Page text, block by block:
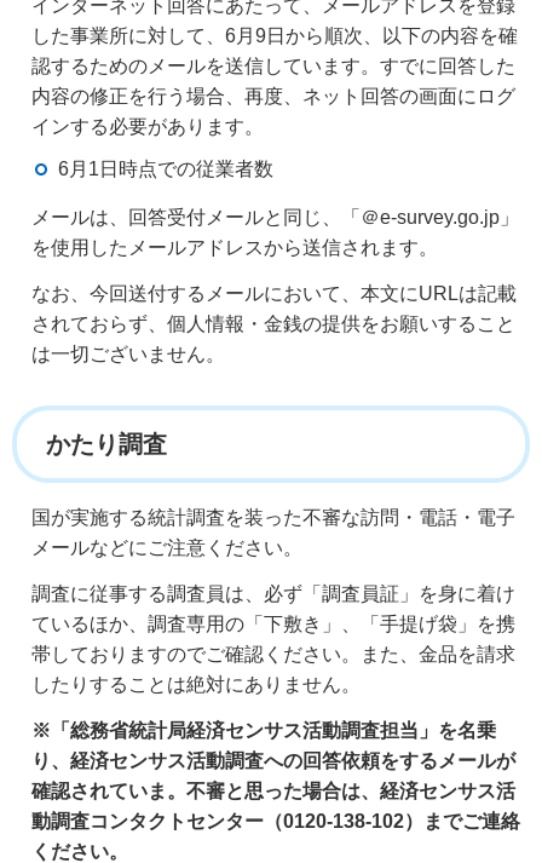
インターネット回答にあたって、メールアドレスを登録
した事業所に対して、6月9日から順次、以下の内容を確
認するためのメールを送信しています。すでに回答した
内容の修正を行う場合、再度、ネット回答の画面にログ
インする必要があります。
6月1日時点での従業者数
メールは、回答受付メールと同じ、「＠e-survey.go.jp」
を使用したメールアドレスから送信されます。
なお、今回送付するメールにおいて、本文にURLは記載
されておらず、個人情報・金銭の提供をお願いすること
は一切ございません。
かたり調査
国が実施する統計調査を装った不審な訪問・電話・電子
メールなどにご注意ください。
調査に従事する調査員は、必ず「調査員証」を身に着け
ているほか、調査専用の「下敷き」、「手提げ袋」を携
帯しておりますのでご確認ください。また、金品を請求
したりすることは絶対にありません。
※「総務省統計局経済センサス活動調査担当」を名乗
り、経済センサス活動調査への回答依頼をするメールが
確認されていま。不審と思った場合は、経済センサス活
動調査コンタクトセンター（0120-138-102）までご連絡
ください。